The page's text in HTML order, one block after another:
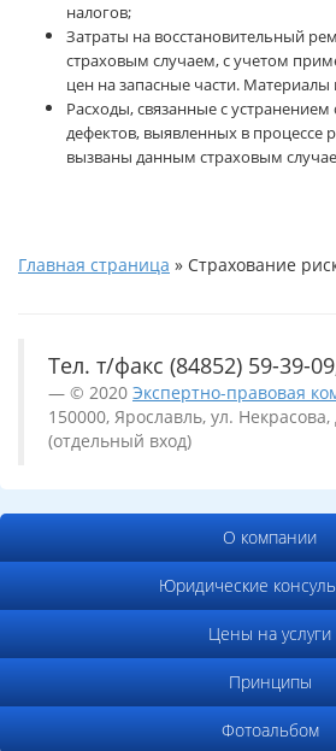
налогов;
Затраты на восстановительный
страховым случаем, с учетом
цен на запасные части.
Расходы, связанные с
дефектов, выявленных в процессе
вызваны данным страховым
Главная страница » Страхование
Тел. т/факс (84852) 59-39-
© 2020 Экспертно-правовая
150000, Ярославль, ул. Некрасова,
(отдельный вход)
О компании
Юридические
Цены на услуги
Принципы
Фотоальбом